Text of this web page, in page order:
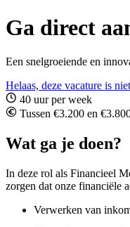
Ga direct
Een snelgroeiende en
Helaas, deze vacature is
40 uur per week
Tussen €3.200 en
Wat ga je doen?
In deze rol als Financieel
zorgen dat onze financiële
Verwerken van